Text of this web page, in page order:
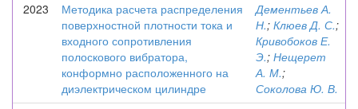
2023
Методика расчета распределения
поверхностной плотности тока и
входного сопротивления
полоскового вибратора,
конформно расположенного на
диэлектрическом цилиндре
Дементьев А.
Н.; Клюев Д. С.;
Кривобоков Е.
Э.; Нещерет
А. М.;
Соколова Ю. В.